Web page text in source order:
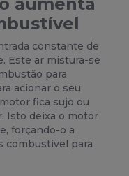
constante de
Este ar mistura-se
para
acionar o seu
fica sujo ou
Isto deixa o motor
forçando-o a
combustível para